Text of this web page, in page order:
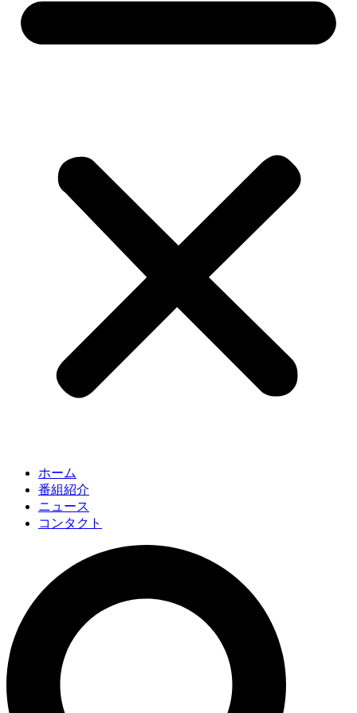
ホーム
番組紹介
ニュース
コンタクト